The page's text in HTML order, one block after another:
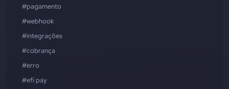
#pagamento
#webhook
#integrações
#cobrança
#erro
#efí pay